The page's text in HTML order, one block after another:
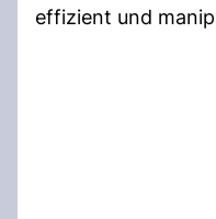
effizient und